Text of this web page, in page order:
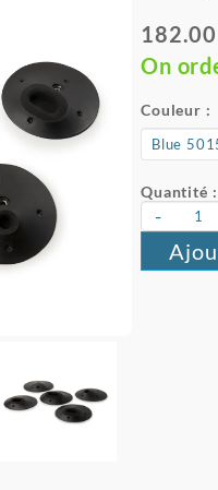
On
Couleur :
Quantité :
-